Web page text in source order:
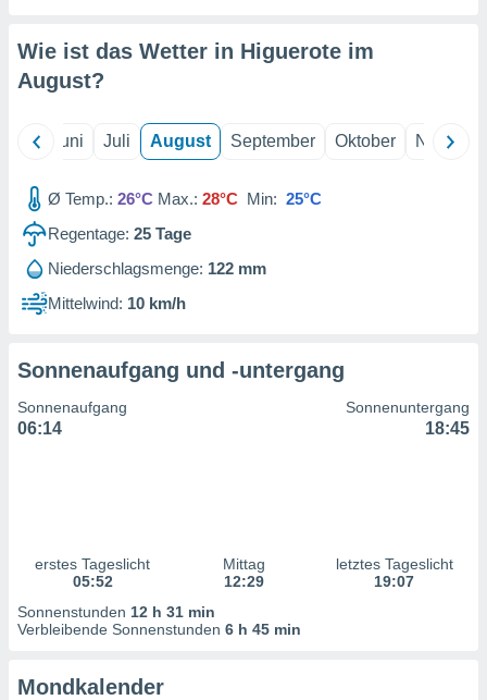
zur
von
zur
der
von
von
durch
Wie ist das Wetter in Higuerote im
August?
Juni Juli August September Oktober
Ø Temp.: 26°C Max.: 28°C Min: 25°C
Regentage: 25 Tage
Niederschlagsmenge: 122 mm
Mittelwind: 10 km/h
Sonnenaufgang und -untergang
Sonnenaufgang
06:14
Sonnenuntergang
18:45
erstes Tageslicht
05:52
Mittag
12:29
letztes Tageslicht
19:07
Sonnenstunden 12 h 31 min
Verbleibende Sonnenstunden 6 h 45 min
Mondkalender